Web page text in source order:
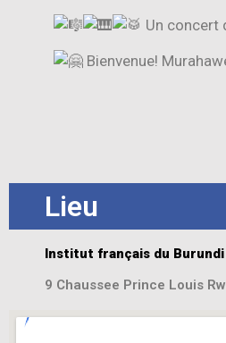
Un concert
Bienvenue!
Lieu
Institut français du Burundi
9 Chaussee Prince Louis